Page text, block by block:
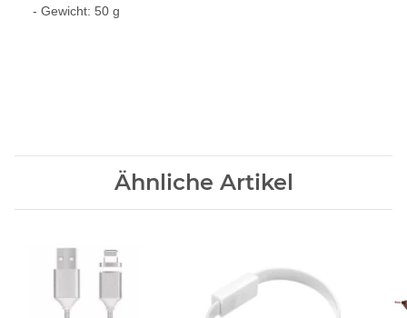
- Gewicht: 50 g
Ähnliche Artikel